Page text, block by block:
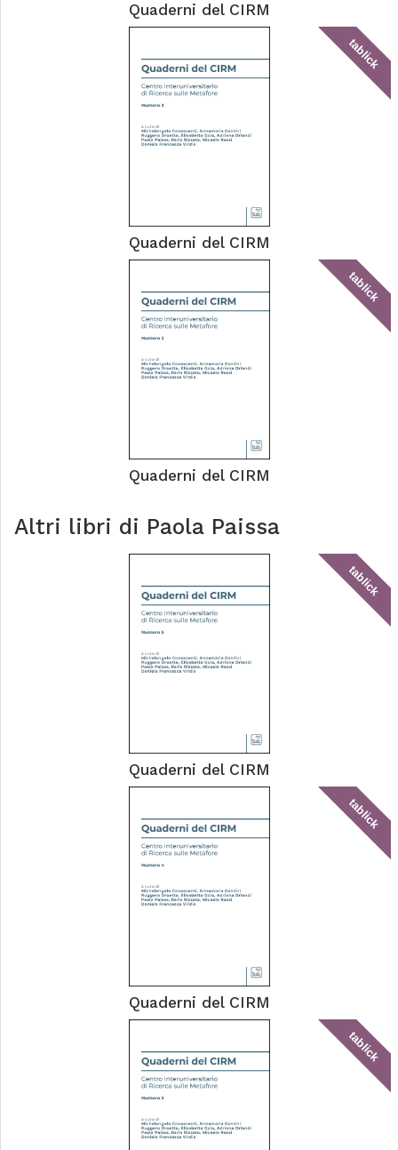
Quaderni del CIRM
tablick
Quaderni del CIRM
tablick
Quaderni del CIRM
Altri libri di Paola Paissa
tablick
Quaderni del CIRM
tablick
Quaderni del CIRM
tablick